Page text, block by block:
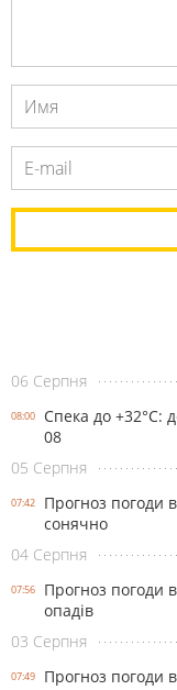
06 Серпня
08:00
Спека до +32°С:
08
05 Серпня
07:42
Прогноз погоди
сонячно
04 Серпня
07:56
Прогноз погоди
опадів
03 Серпня
07:49
Прогноз погоди